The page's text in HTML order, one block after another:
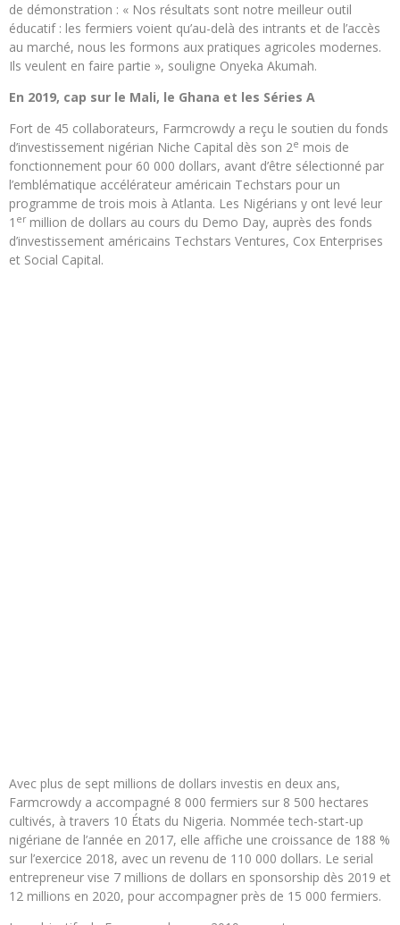
de démonstration : « Nos résultats sont notre meilleur outil
éducatif : les fermiers voient qu’au-delà des intrants et de l’accès
au marché, nous les formons aux pratiques agricoles modernes.
Ils veulent en faire partie », souligne Onyeka Akumah.
En 2019, cap sur le Mali, le Ghana et les Séries A
Fort de 45 collaborateurs, Farmcrowdy a reçu le soutien du fonds
d’investissement nigérian Niche Capital dès son 2e mois de
fonctionnement pour 60 000 dollars, avant d’être sélectionné par
l’emblématique accélérateur américain Techstars pour un
programme de trois mois à Atlanta. Les Nigérians y ont levé leur
1 ermillion de dollars au cours du Demo Day, auprès des fonds
d’investissement américains Techstars Ventures, Cox Enterprises
et Social Capital.
Avec plus de sept millions de dollars investis en deux ans,
Farmcrowdy a accompagné 8 000 fermiers sur 8 500 hectares
cultivés, à travers 10 États du Nigeria. Nommée tech-start-up
nigériane de l’année en 2017, elle affiche une croissance de 188 %
sur l’exercice 2018, avec un revenu de 110 000 dollars. Le serial
entrepreneur vise 7 millions de dollars en sponsorship dès 2019 et
12 millions en 2020, pour accompagner près de 15 000 fermiers.